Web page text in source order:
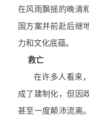
在风雨飘摇的晚清
国方案并前赴后继
力和文化底蕴。
救亡
在许多人看来
成了建制化，但因
甚至一度颠沛流离